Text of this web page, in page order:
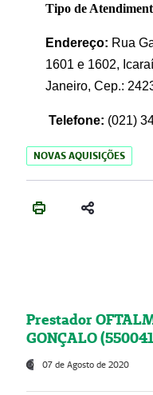
Tipo de
Endereço: Rua
1601 e 1602,
Janeiro, Cep.:
Telefone: (021)
NOVAS AQUISIÇÕES
Prestador
GONÇALO
07 de Agosto de 2020